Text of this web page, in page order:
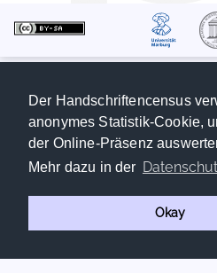
Der Handschriftencensus
anonymes Statistik-Cookie,
der Online-Präsenz
Mehr dazu in der
Okay